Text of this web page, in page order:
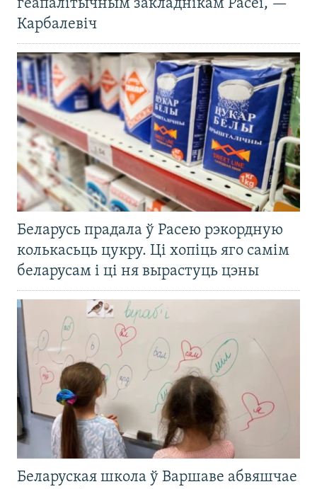
геапалітычным закладнікам Расеі, —
Карбалевіч
Беларусь прадала ў Расею рэкордную
колькасьць цукру. Ці хопіць яго самім
беларусам і ці ня вырастуць цэны
Беларуская школа ў Варшаве абвяшчае